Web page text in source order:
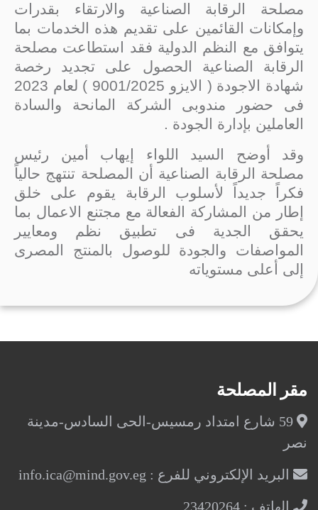
مصلحة الرقابة الصناعية والارتقاء بقدرات
وإمكانات القائمين على تقديم هذه الخدمات بما
يتوافق مع النظم الدولية فقد استطاعت مصلحة
الرقابة الصناعية الحصول على تجديد رخصة
شهادة الاجودة ( الايزو 9001/2025 ) لعام 2023
فى حضور مندوبى الشركة المانحة والسادة
العاملين بإدارة الجودة .
وقد أوضح السيد اللواء إيهاب أمين رئيس
مصلحة الرقابة الصناعية أن المصلحة تنتهج حالياً
فكراً جديداً لأسلوب الرقابة يقوم على خلق
إطار من المشاركة الفعالة مع مجتنع الاعمال بما
يحقق الجدية فى تطبيق نظم ومعايير
المواصفات والجودة للوصول بالمنتج المصرى
إلى أعلى مستوياته
مقر المصلحة
59 شارع امتداد رمسيس-الحى السادس-مدينة
نصر
البريد الإلكتروني للفرع : info.ica@mind.gov.eg
الهاتف : 23420264